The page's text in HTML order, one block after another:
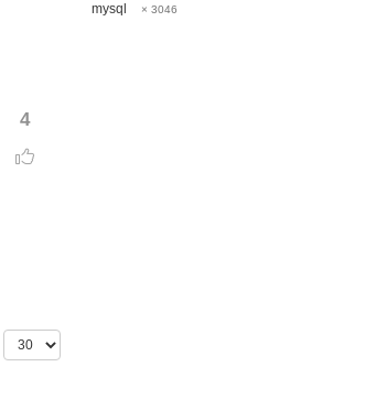
4
mysql × 3046